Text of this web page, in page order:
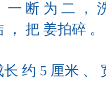
一 断 为 二 ，
把 姜拍碎 。
约 5 厘米 、